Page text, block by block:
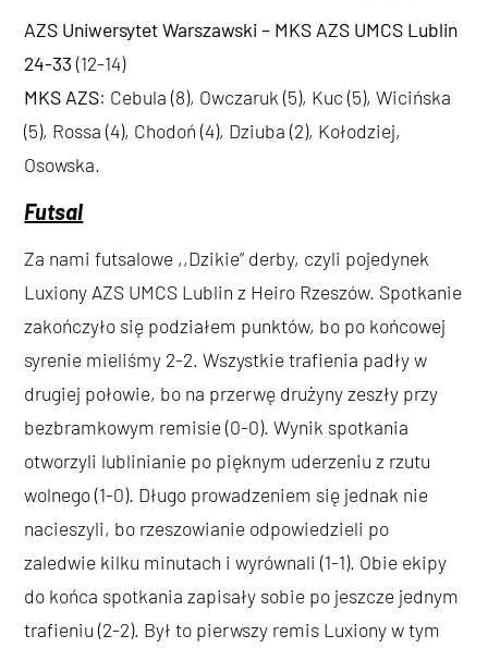
AZS Uniwersytet Warszawski – MKS AZS UMCS Lublin
24-33(12-14)
MKS AZS: Cebula (8), Owczaruk (5), Kuc (5), Wicińska
(5), Rossa (4), Chodoń (4), Dziuba (2), Kołodziej,
Osowska.
Futsal
Za nami futsalowe ,,Dzikie” derby, czyli pojedynek
Luxiony AZS UMCS Lublin z Heiro Rzeszów. Spotkanie
zakończyło się podziałem punktów, bo po końcowej
syrenie mieliśmy 2-2. Wszystkie trafienia padły w
drugiej połowie, bo na przerwę drużyny zeszły przy
bezbramkowym remisie (0-0). Wynik spotkania
otworzyli lublinianie po pięknym uderzeniu z rzutu
wolnego (1-0). Długo prowadzeniem się jednak nie
nacieszyli, bo rzeszowianie odpowiedzieli po
zaledwie kilku minutach i wyrównali (1-1). Obie ekipy
do końca spotkania zapisały sobie po jeszcze jednym
trafieniu (2-2). Był to pierwszy remis Luxiony w tym